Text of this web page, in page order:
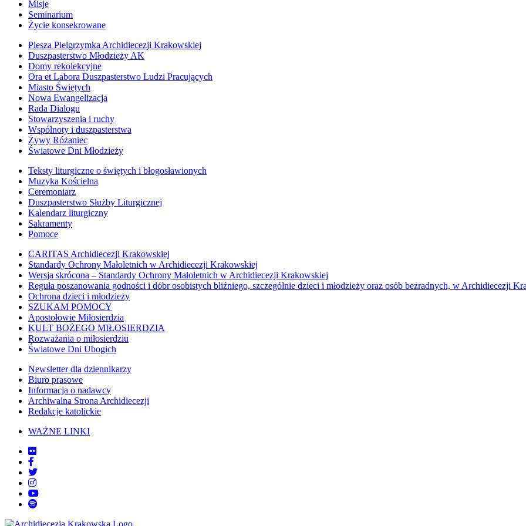
Misje
Seminarium
Życie konsekrowane
Piesza Pielgrzymka Archidiecezji Krakowskiej
Duszpasterstwo Młodzieży AK
Domy rekolekcyjne
Ora et Labora Duszpasterstwo Ludzi Pracujących
Miasto Świętych
Nowa Ewangelizacja
Rada Dialogu
Stowarzyszenia i ruchy
Wspólnoty i duszpasterstwa
Żywy Różaniec
Światowe Dni Młodzieży
Teksty liturgiczne o świętych i błogosławionych
Muzyka Kościelna
Ceremoniarz
Duszpasterstwo Służby Liturgicznej
Kalendarz liturgiczny
Sakramenty
Pomoce
CARITAS Archidiecezji Krakowskiej
Standardy Ochrony Małoletnich w Archidiecezji Krakowskiej
Wersja skrócona – Standardy Ochrony Małoletnich w Archidiecezji Krakowskiej
Reguła poszanowania godności i dóbr osobistych bliźniego, szczególnie dzieci i młodzieży oraz osób bezradnych, w Archidiecezji
Ochrona dzieci i młodzieży
SZUKAM POMOCY
Apostołowie Miłosierdzia
KULT BOŻEGO MIŁOSIERDZIA
Rozważania o miłosierdziu
Światowe Dni Ubogich
Newsletter dla dziennikarzy
Biuro prasowe
Informacja o nadawcy
Archiwalna Strona Archidiecezji
Redakcje katolickie
WAŻNE LINKI